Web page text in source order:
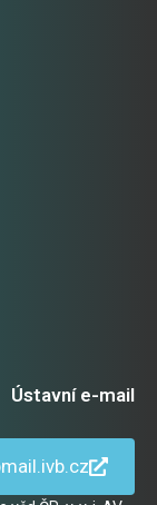
Ústavní e-mail